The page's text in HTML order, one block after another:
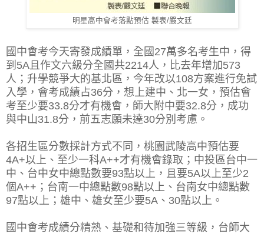
明星高中會考落點預估 製表/嚴文廷
國中會考今天寄發成績單，全國27萬多名考生中，得
到5A且作文六級分全國共2214人，比去年增加573
人；升學競爭大的基北區，今年改以108方案進行免試
入學，會考成績占36分，想上建中、北一女，預估會
考至少要33.8分才有機會，師大附中要32.8分，成功
與中山31.8分，前五志願未達30分別考慮。
各招生區分數採計方式不同，桃園武陵高中預估要
4A+以上、至少一科A++才有機會錄取；中投區台中一
中、台中女中總點數要93點以上，且要5A以上至少2
個A++；台南一中總點數98點以上、台南女中總點數
97點以上；雄中、雄女至少要5A、30點以上。
國中會考成績分精熟、基礎和待加強三等級，台師大